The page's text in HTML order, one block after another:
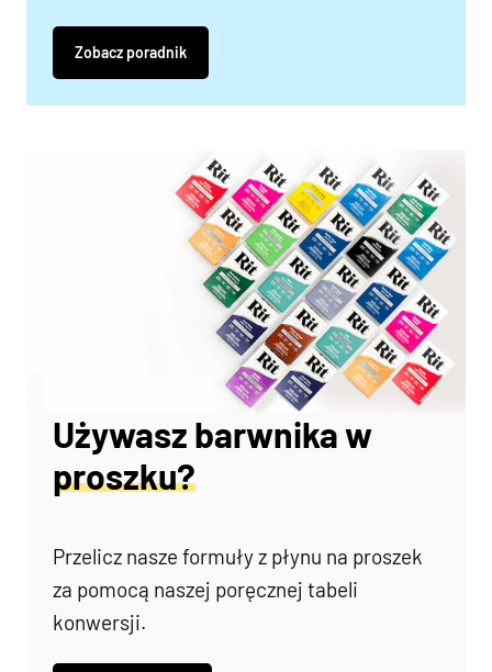
Zobacz poradnik
Używasz barwnika w
proszku?
Przelicz nasze formuły z płynu na proszek
za pomocą naszej poręcznej tabeli
konwersji.